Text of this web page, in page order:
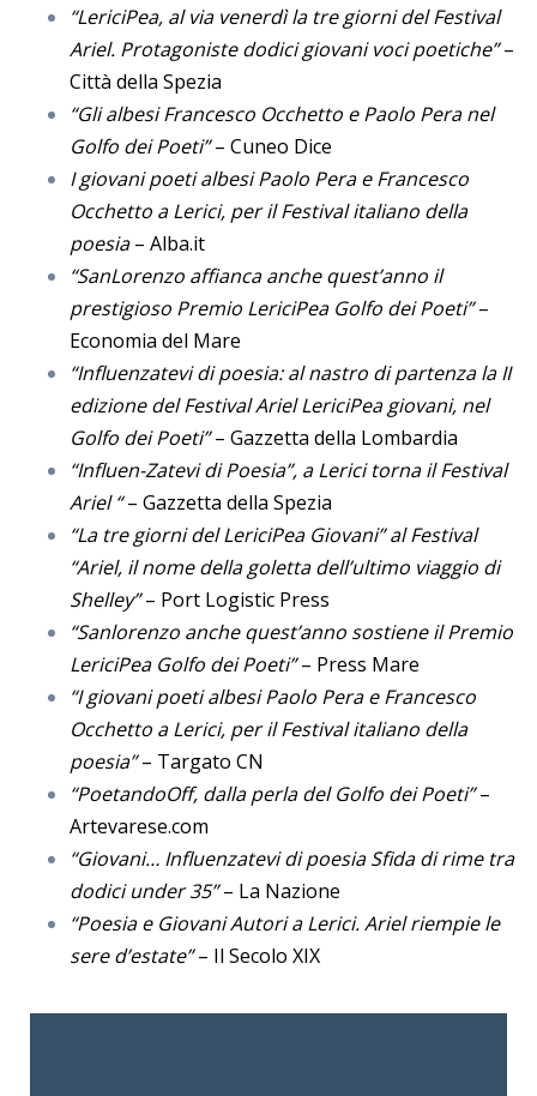
“LericiPea, al via venerdì la tre giorni del Festival
Ariel. Protagoniste dodici giovani voci poetiche”–
Città della Spezia
“Gli albesi Francesco Occhetto e Paolo Pera nel
Golfo dei Poeti”– Cuneo Dice
I giovani poeti albesi Paolo Pera e Francesco
Occhetto a Lerici, per il Festival italiano della
poesia– Alba.it
“SanLorenzo affianca anche quest’anno il
prestigioso Premio LericiPea Golfo dei Poeti”–
Economia del Mare
“Influenzatevi di poesia: al nastro di partenza la II
edizione del Festival Ariel LericiPea giovani, nel
Golfo dei Poeti”– Gazzetta della Lombardia
“Influen-Zatevi di Poesia”, a Lerici torna il Festival
Ariel “– Gazzetta della Spezia
“La tre giorni del LericiPea Giovani” al Festival
“Ariel, il nome della goletta dell’ultimo viaggio di
Shelley”– Port Logistic Press
“Sanlorenzo anche quest’anno sostiene il Premio
LericiPea Golfo dei Poeti”– Press Mare
“I giovani poeti albesi Paolo Pera e Francesco
Occhetto a Lerici, per il Festival italiano della
poesia”– Targato CN
“PoetandoOff, dalla perla del Golfo dei Poeti”–
Artevarese.com
“Giovani… Influenzatevi di poesia Sfida di rime tra
dodici under 35”– La Nazione
“Poesia e Giovani Autori a Lerici. Ariel riempie le
sere d’estate”– Il Secolo XIX